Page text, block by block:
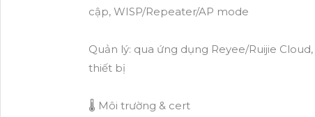
cập, WISP/Repeater/AP mode
Quản lý: qua ứng dụng Reyee/Ruijie
thiết bị
🌡️ Môi trường & cert